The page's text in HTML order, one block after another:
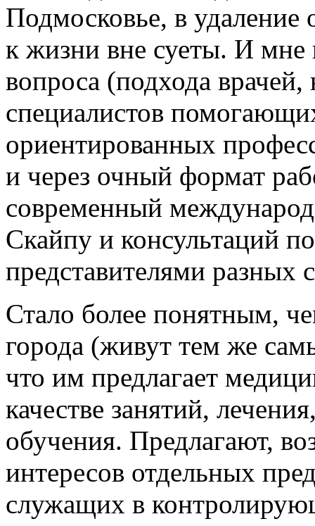
Подмосковье, в
к жизни вне суеты. И мне
вопроса (подхода
специалистов
ориентированных
и через очный формат
современный
Скайпу и консультаций
представителями разных
Стало более понятным,
города (живут тем же
что им предлагает
качестве занятий,
обучения. Предлагают,
интересов отдельных
служащих в